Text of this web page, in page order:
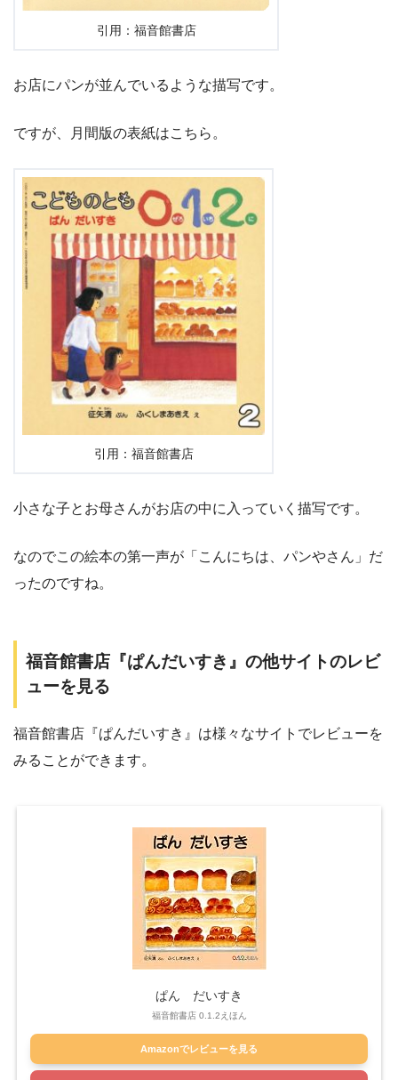
引用：福音館書店
お店にパンが並んでいるような描写です。
ですが、月間版の表紙はこちら。
引用：福音館書店
小さな子とお母さんがお店の中に入っていく描写です。
なのでこの絵本の第一声が「こんにちは、パンやさん」だ
ったのですね。
福音館書店『ぱんだいすき』の他サイトのレビ
ューを見る
福音館書店『ぱんだいすき』は様々なサイトでレビューを
みることができます。
ぱん だいすき
福音館書店 0.1.2えほん
Amazonでレビューを見る